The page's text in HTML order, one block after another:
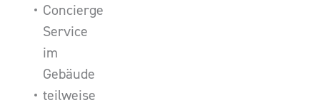
Concierge
Service
im
Gebäude
teilweise